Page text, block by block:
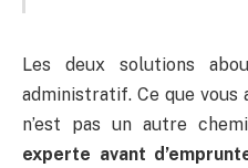
Les deux solutions
administratif. Ce que vous
n’est pas un autre
experte avant